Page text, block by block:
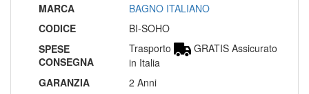
MARCA
BAGNO ITALIANO
CODICE
BI-SOHO
SPESE
CONSEGNA
Trasporto
GRATIS Assicurato
in Italia
GARANZIA
2 Anni